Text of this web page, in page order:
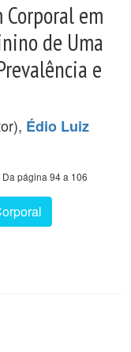
em
de Uma
e
Édio Luiz
Da página 94 a 106